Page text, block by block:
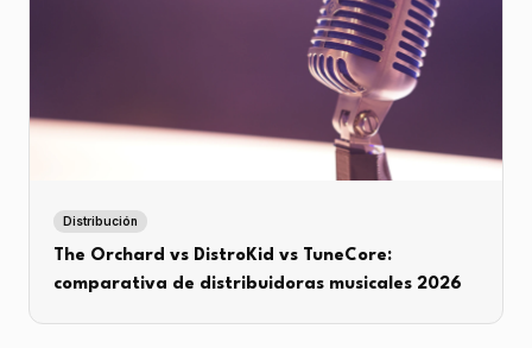
Distribución
The Orchard vs DistroKid vs TuneCore:
comparativa de distribuidoras musicales 2026